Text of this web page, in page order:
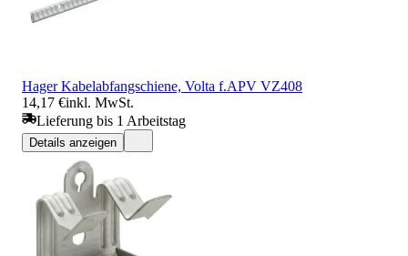
Hager Kabelabfangschiene, Volta f.APV VZ408
14,17 €inkl. MwSt.
Lieferung bis 1 Arbeitstag
Details anzeigen